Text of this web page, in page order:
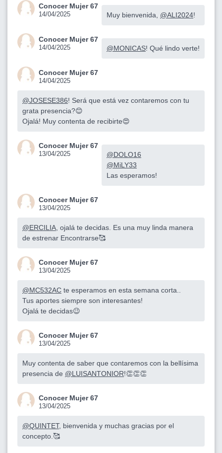
Conocer Mujer 67
14/04/2025 Muy bienvenida, @ALI2024!
Conocer Mujer 67
14/04/2025 @MONICAS! Qué lindo verte!
Conocer Mujer 67
14/04/2025
@JOSESE386! Será que está vez contaremos con tu
grata presencia?😊
Ojalá! Muy contenta de recibirte😍
Conocer Mujer 67
13/04/2025
@DOLO16
@MiLY33
Las esperamos!
Conocer Mujer 67
13/04/2025
@ERCILIA , ojalá te decidas. Es una muy linda manera
de estrenar Encontrarse🥰
Conocer Mujer 67
13/04/2025
@MC532AC te esperamos en esta semana corta..
Tus aportes siempre son interesantes!
Ojalá te decidas😉
Conocer Mujer 67
13/04/2025
Muy contenta de saber que contaremos con la bellísima
presencia de @LUISANTONIOR!👏👏👏
Conocer Mujer 67
13/04/2025
@QUINTET, bienvenida y muchas gracias por el
concepto.🥰